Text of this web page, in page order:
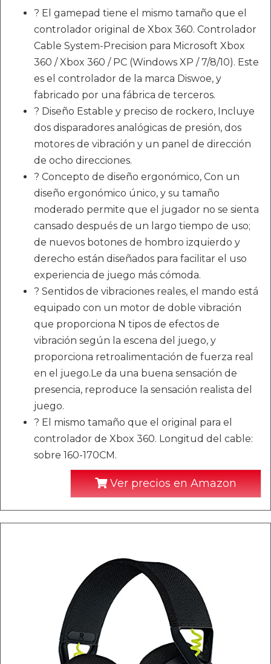
? El gamepad tiene el mismo tamaño que el
controlador original de Xbox 360. Controlador
Cable System-Precision para Microsoft Xbox
360 / Xbox 360 / PC (Windows XP / 7/8/10). Este
es el controlador de la marca Diswoe, y
fabricado por una fábrica de terceros.
? Diseño Estable y preciso de rockero, Incluye
dos disparadores analógicas de presión, dos
motores de vibración y un panel de dirección
de ocho direcciones.
? Concepto de diseño ergonómico, Con un
diseño ergonómico único, y su tamaño
moderado permite que el jugador no se sienta
cansado después de un largo tiempo de uso;
de nuevos botones de hombro izquierdo y
derecho están diseñados para facilitar el uso
experiencia de juego más cómoda.
? Sentidos de vibraciones reales, el mando está
equipado con un motor de doble vibración
que proporciona N tipos de efectos de
vibración según la escena del juego, y
proporciona retroalimentación de fuerza real
en el juego.Le da una buena sensación de
presencia, reproduce la sensación realista del
juego.
? El mismo tamaño que el original para el
controlador de Xbox 360. Longitud del cable:
sobre 160-170CM.
Ver precios en Amazon